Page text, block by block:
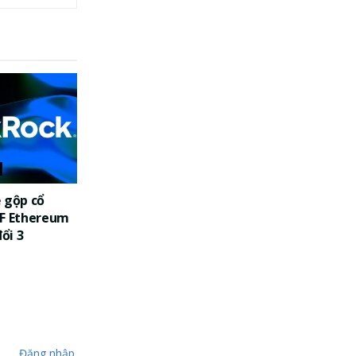
gộp cổ
Ethereum
3
Đăng nhập